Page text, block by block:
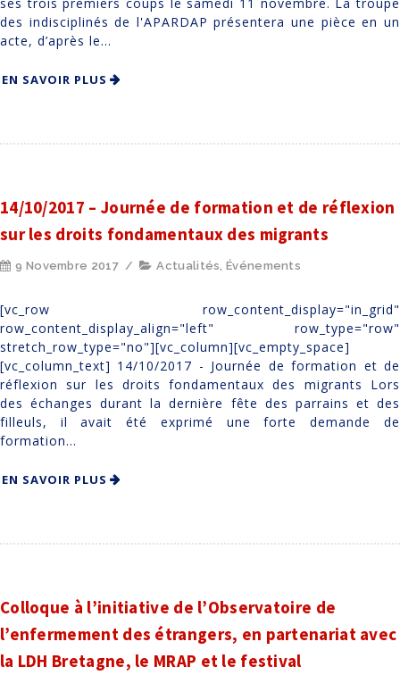
des indisciplinés de l'APARDAP présentera une pièce en un
acte, d’après le...
EN SAVOIR PLUS
14/10/2017 – Journée de formation et de réflexion
sur les droits fondamentaux des migrants
9 Novembre 2017 / Actualités,Événements
[vc_row row_content_display="in_grid"
row_content_display_align="left" row_type="row"
stretch_row_type="no"][vc_column][vc_empty_space]
[vc_column_text] 14/10/2017 - Journée de formation et de
réflexion sur les droits fondamentaux des migrants Lors
des échanges durant la dernière fête des parrains et des
filleuls, il avait été exprimé une forte demande de
formation...
EN SAVOIR PLUS
Colloque à l’initiative de l’Observatoire de
l’enfermement des étrangers, en partenariat avec
la LDH Bretagne, le MRAP et le festival